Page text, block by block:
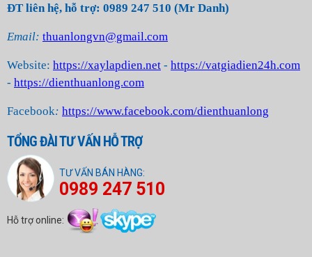
ĐT liên hệ, hỗ trợ: 0989 247 510 (Mr Danh)
Email: thuanlongvn@gmail.com
Website: https://xaylapdien.net - https://vatgiadien24h.com
- https://dienthuanlong.com
Facebook: https://www.facebook.com/dienthuanlong
TỔNG ĐÀI TƯ VẤN HỖ TRỢ
TƯ VẤN BÁN HÀNG:
0989 247 510
Hỗ trợ online: